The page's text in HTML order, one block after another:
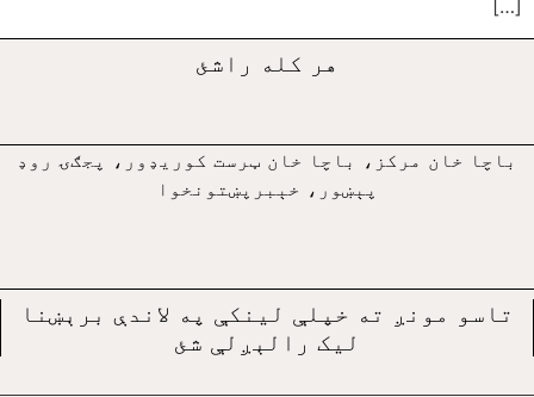
[…]
هر کله راشئ
باچا خان مرکز، باچا خان ټرست کوريډور، پجګۍ روډ
پېښور، خېبرپښتونخوا
تاسو مونږ ته خپلې لينکې په لاندې برېښنا
ليک رالېږلې شئ